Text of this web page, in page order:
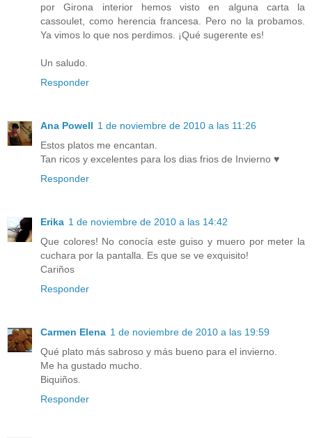
por Girona interior hemos visto en alguna carta la
cassoulet, como herencia francesa. Pero no la probamos.
Ya vimos lo que nos perdimos. ¡Qué sugerente es!
Un saludo.
Responder
Ana Powell 1 de noviembre de 2010 a las 11:26
Estos platos me encantan.
Tan ricos y excelentes para los dias frios de Invierno ♥
Responder
Erika 1 de noviembre de 2010 a las 14:42
Que colores! No conocía este guiso y muero por meter la
cuchara por la pantalla. Es que se ve exquisito!
Cariños
Responder
Carmen Elena 1 de noviembre de 2010 a las 19:59
Qué plato más sabroso y más bueno para el invierno.
Me ha gustado mucho.
Biquiños.
Responder